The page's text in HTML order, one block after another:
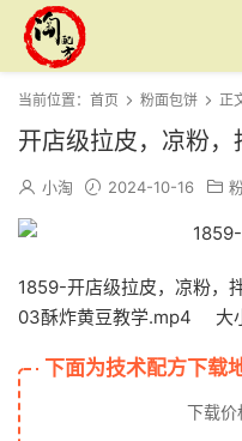
当前位置： 首页 粉面包饼 正
开店级拉皮，凉粉
小淘 2024-10-16
1859-开店级拉皮，凉粉
03酥炸黄豆教学.mp4 大
下面为技术配方下载
下载价